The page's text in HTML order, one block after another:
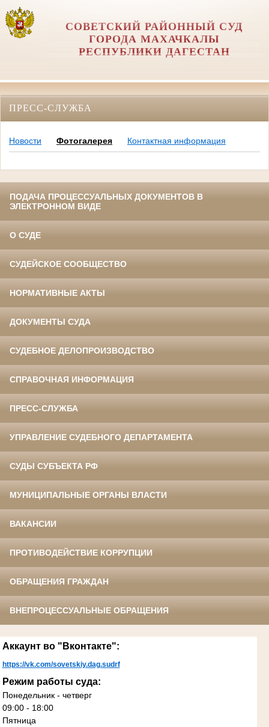
СОВЕТСКИЙ РАЙОННЫЙ СУД
ГОРОДА МАХАЧКАЛЫ
РЕСПУБЛИКИ ДАГЕСТАН
ПРЕСС-СЛУЖБА
Новости Фотогалерея Контактная информация
ПОДАЧА ПРОЦЕССУАЛЬНЫХ ДОКУМЕНТОВ В
ЭЛЕКТРОННОМ ВИДЕ
О СУДЕ
СУДЕЙСКОЕ СООБЩЕСТВО
НОРМАТИВНЫЕ АКТЫ
ДОКУМЕНТЫ СУДА
СУДЕБНОЕ ДЕЛОПРОИЗВОДСТВО
СПРАВОЧНАЯ ИНФОРМАЦИЯ
ПРЕСС-СЛУЖБА
УПРАВЛЕНИЕ СУДЕБНОГО ДЕПАРТАМЕНТА
СУДЫ СУБЪЕКТА РФ
МУНИЦИПАЛЬНЫЕ ОРГАНЫ ВЛАСТИ
ВАКАНСИИ
ПРОТИВОДЕЙСТВИЕ КОРРУПЦИИ
ОБРАЩЕНИЯ ГРАЖДАН
ВНЕПРОЦЕССУАЛЬНЫЕ ОБРАЩЕНИЯ
Аккаунт во "Вконтакте":
https://vk.com/sovetskiy.dag.sudrf
Режим работы суда:
Понедельник - четверг
09:00 - 18:00
Пятница